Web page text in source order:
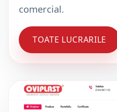
comercial.
TOATE LUCRARILE